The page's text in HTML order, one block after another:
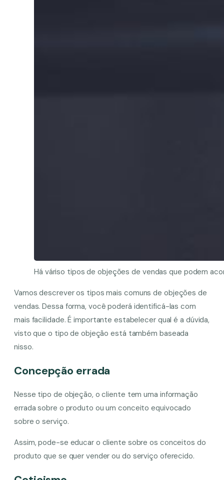
Há váriso tipos de objeções de vendas que podem
Vamos descrever os tipos mais comuns de objeções de
vendas. Dessa forma, você poderá identificá-las com
mais facilidade. É importante estabelecer qual é a dúvida,
visto que o tipo de objeção está também baseada
nisso.
Concepção errada
Nesse tipo de objeção, o cliente tem uma informação
errada sobre o produto ou um conceito equivocado
sobre o serviço.
Assim, pode-se educar o cliente sobre os conceitos do
produto que se quer vender ou do serviço oferecido.